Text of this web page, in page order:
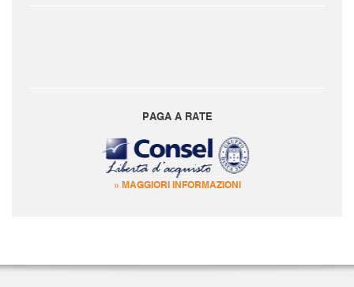
PAGA A RATE
» MAGGIORI INFORMAZIONI